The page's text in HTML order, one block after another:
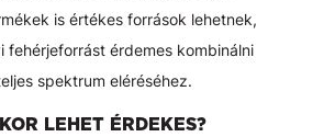
is értékes források lehetnek,
fehérjeforrást érdemes kombinálni
spektrum eléréséhez.
LEHET ÉRDEKES?